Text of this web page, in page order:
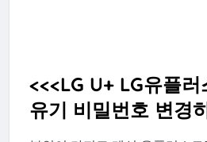
<<<LG U+ LG유플
유기 비밀번호 변경